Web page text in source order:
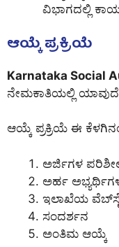
ವಿಭಾಗದಲ್ಲಿ
ಆಯ್ಕೆ ಪ್ರಕ್ರಿಯೆ
Karnataka Social
ನೇಮಕಾತಿಯಲ್ಲಿ
ಆಯ್ಕೆ ಪ್ರಕ್ರಿಯೆ ಈ
ಅರ್ಜಿಗಳ
ಅರ್ಹ
ಇಲಾಖೆಯ
ಸಂದರ್ಶನ
ಅಂತಿಮ ಆಯ್ಕೆ